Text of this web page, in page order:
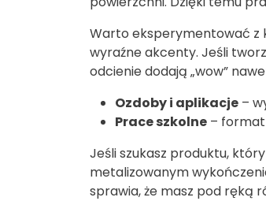
Warto eksperymentować z
wyraźne akcenty. Jeśli
odcienie dodają „wow”
Ozdoby i aplikacje –
Prace szkolne – format
Jeśli szukasz produktu,
metalizowanym
sprawia, że masz pod ręką